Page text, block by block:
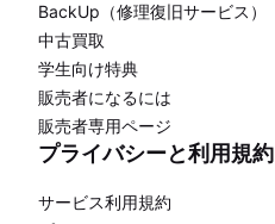
BackUp（修理復旧サービス）
中古買取
学生向け特典
販売者になるには
販売者専用ページ
プライバシーと利用規約
サービス利用規約